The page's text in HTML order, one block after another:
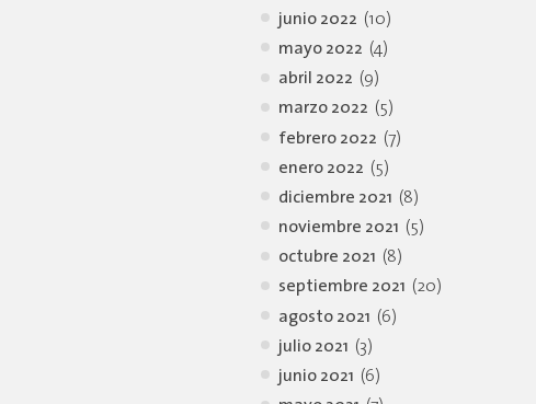
junio 2022 (10)
mayo 2022 (4)
abril 2022 (9)
marzo 2022 (5)
febrero 2022 (7)
enero 2022 (5)
diciembre 2021 (8)
noviembre 2021 (5)
octubre 2021 (8)
septiembre 2021 (20)
agosto 2021 (6)
julio 2021 (3)
junio 2021 (6)